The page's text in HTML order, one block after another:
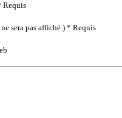
Requis
sera pas affiché ) * Requis